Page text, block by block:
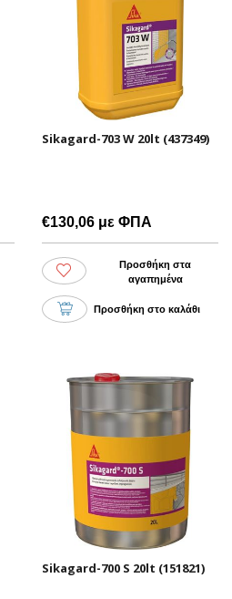
Sikagard-703 W 20lt (437349)
€130,06 με ΦΠΑ
Προσθήκη στα
αγαπημένα
Προσθήκη στο καλάθι
Sikagard-700 S 20lt (151821)